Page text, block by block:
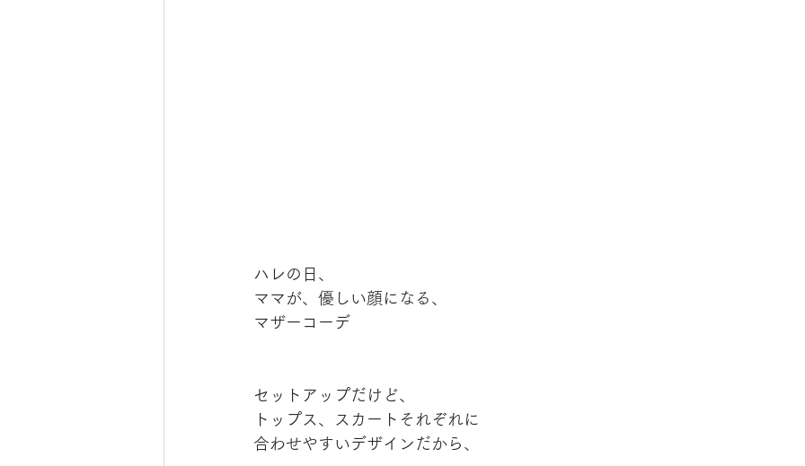
ハレの日、
ママが、優しい顔になる、
マザーコーデ
セットアップだけど、
トップス、スカートそれぞれに
合わせやすいデザインだから、